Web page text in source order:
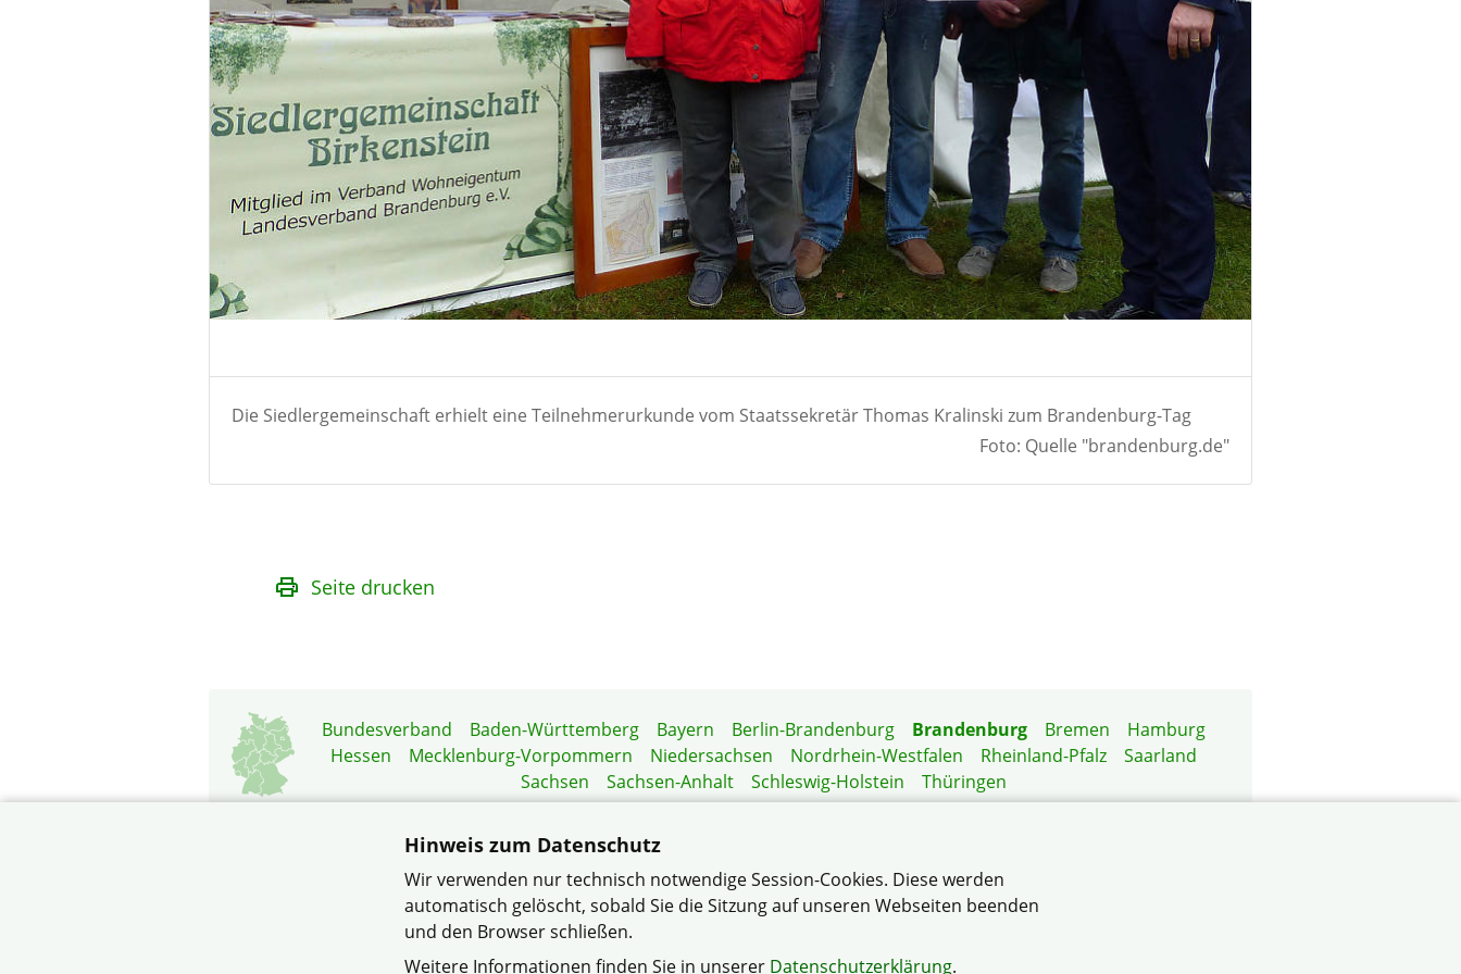
Die Siedlergemeinschaft erhielt eine Teilnehmerurkunde vom Staatssekretär Thomas Kralinski zum Brandenburg-Tag
Foto: Quelle "brandenburg.de"
Seite drucken
Bundesverband Baden-Württemberg Bayern Berlin-Brandenburg Brandenburg Bremen
Hamburg
Hessen
Mecklenburg-Vorpommern Niedersachsen Nordrhein-Westfalen Rheinland-Pfalz
Saarland
Sachsen
Sachsen-Anhalt Schleswig-Holstein
Thüringen
© Siedlergemeinschaft Birkenstein im Verband Wohneigentum Landesverband Brandenburg e.V.
Datenschutzerklärung Impressum Sitemap Kontakt
Hinweis zum Datenschutz
Wir verwenden nur technisch notwendige Session-Cookies. Diese werden
automatisch gelöscht, sobald Sie die Sitzung auf unseren Webseiten beenden
und den Browser schließen.
Weitere Informationen finden Sie in unserer Datenschutzerklärung.